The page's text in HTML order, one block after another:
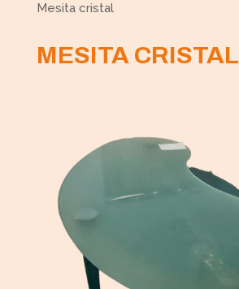
Mesita cristal
MESITA CRISTAL